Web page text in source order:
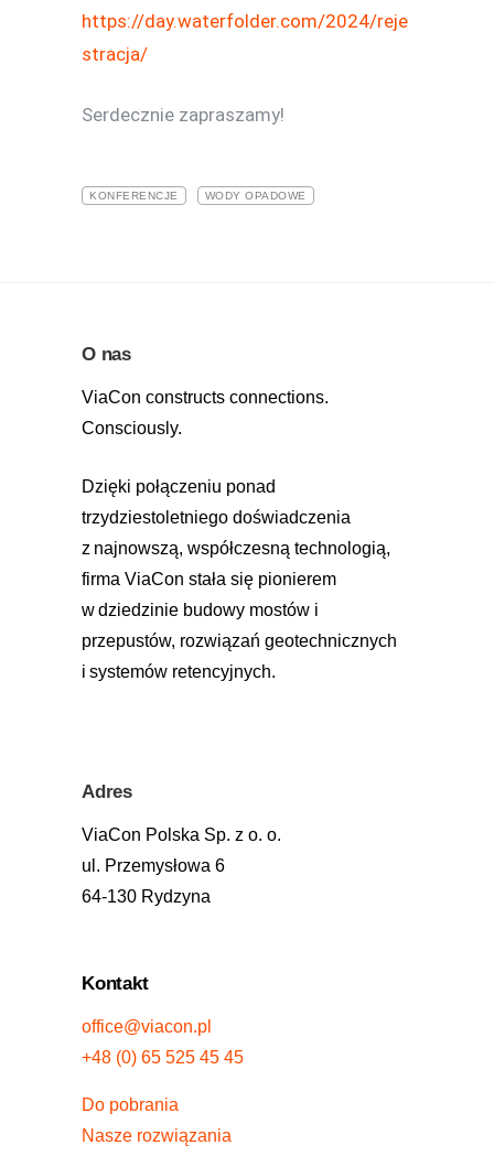
https://day.waterfolder.com/2024/reje
stracja/
Serdecznie zapraszamy!
KONFERENCJE WODY OPADOWE
O nas
ViaCon constructs connections.
Consciously.
Dzięki połączeniu ponad
trzydziestoletniego doświadczenia
z najnowszą, współczesną technologią,
firma ViaCon stała się pionierem
w dziedzinie budowy mostów i
przepustów, rozwiązań geotechnicznych
i systemów retencyjnych.
Adres
ViaCon Polska Sp. z o. o.
ul. Przemysłowa 6
64-130 Rydzyna
Kontakt
office@viacon.pl
+48 (0) 65 525 45 45
Do pobrania
Nasze rozwiązania